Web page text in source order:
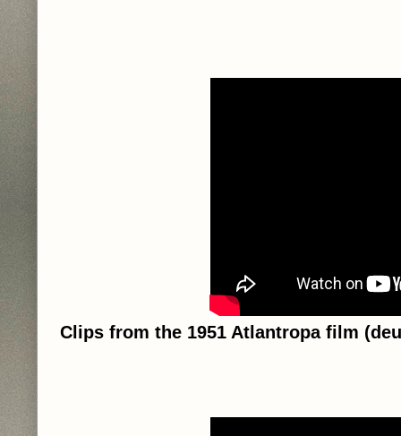
Clips from the 1951 Atlantropa film